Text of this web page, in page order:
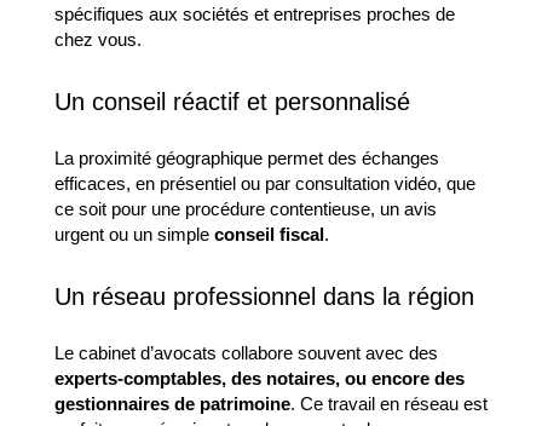
spécifiques aux sociétés et entreprises proches de
chez vous.
Un conseil réactif et personnalisé
La proximité géographique permet des échanges
efficaces, en présentiel ou par consultation vidéo, que
ce soit pour une procédure contentieuse, un avis
urgent ou un simple conseil fiscal.
Un réseau professionnel dans la région
Le cabinet d’avocats collabore souvent avec des
experts-comptables, des notaires, ou encore des
gestionnaires de patrimoine. Ce travail en réseau est